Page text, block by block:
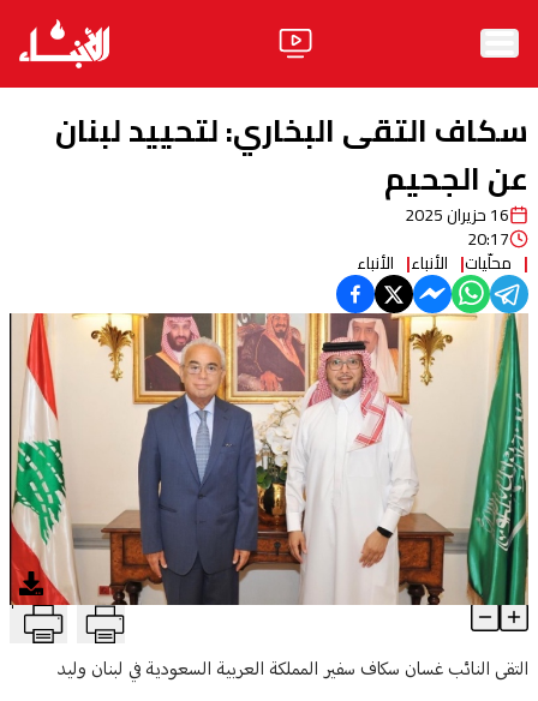
الأخبار
ثقافة ومجتمع
منوعات
آراء
فيديو
مواقف
وليد جنبلاط الحزب
ابحث
سكاف التقى البخاري: لتحييد لبنان
عن الجحيم
16 حزيران 2025
20:17
محلّيات الأنباء الأنباء
سكاف التقى البخاري: لتحييد لبنان عن الجحيم T
Article Content
التقى النائب غسان سكاف سفير ⁧‫المملكة العربية السعودية‬⁩ في لبنان ⁧‫وليد